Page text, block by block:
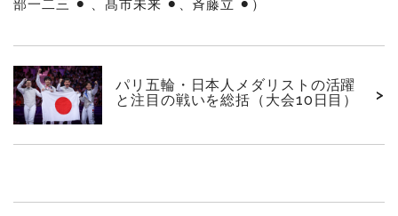
部一二三 ⚫︎ 、髙市未来 ⚫︎、斉藤立 ⚫︎）
パリ五輪・日本人メダリストの活躍
と注目の戦いを総括（大会10日目）
>